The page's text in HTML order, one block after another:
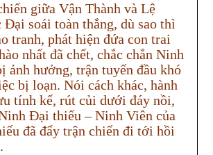
giữa Vận Thành và Lệ
Đại soái toàn thắng, dù sao thì
tranh, phát hiện đứa con trai
nhất đã chết, chắc chắn Ninh
ảnh hưởng, trận tuyến đầu khó
bị loạn. Nói cách khác, hành
tính kế, rút củi dưới đáy nồi,
Đại thiếu – Ninh Viên của
đã đẩy trận chiến đi tới hồi